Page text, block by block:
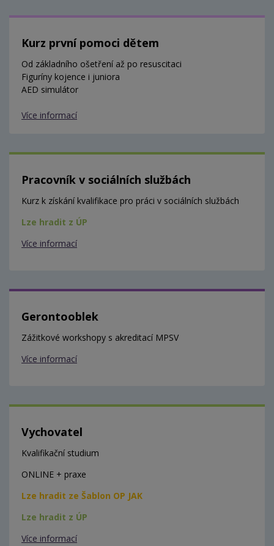
Kurz první pomoci dětem
Od základního ošetření až po resuscitaci
Figuríny kojence i juniora
AED simulátor
Více informací
Pracovník v sociálních službách
Kurz k získání kvalifikace pro práci v sociálních službách
Lze hradit z ÚP
Více informací
Gerontooblek
Zážitkové workshopy s akreditací MPSV
Více informací
Vychovatel
Kvalifikační studium
ONLINE + praxe
Lze hradit ze Šablon OP JAK
Lze hradit z ÚP
Více informací